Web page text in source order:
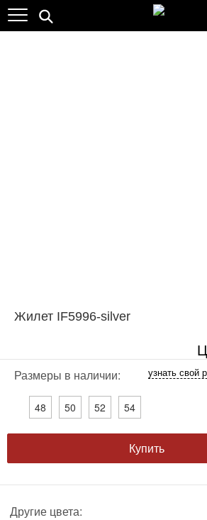
Жилет IF5996-silver
Размеры в наличии:
48 50 52 54
узнать свой
Купить
Другие цвета: